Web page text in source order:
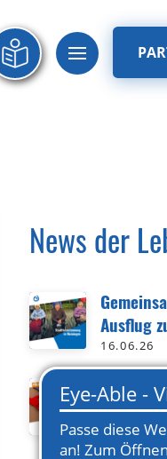
News der
Ausflug
16.06.26
8.
15.06.26